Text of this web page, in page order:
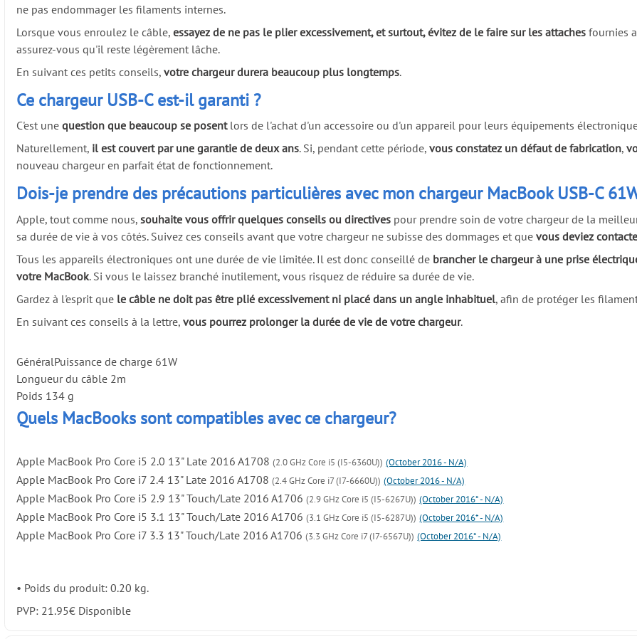
ne pas endommager les filaments internes.
Lorsque vous enroulez le câble,essayez de ne pas le plier excessivement, et surtout, évitez de le faire sur les attaches fournies
assurez-vous qu'il reste légèrement lâche.
En suivant ces petits conseils,votre chargeur durera beaucoup plus longtemps.
Ce chargeur USB-C est-il garanti ?
C'est unequestion que beaucoup se posentlors de l'achat d'un accessoire ou d'un appareil pour leurs équipements
Naturellement, il est couvert par une garantie de deux ans. Si, pendant cette période,vous constatez un défaut de fabrication,
nouveau chargeur en parfait état de fonctionnement.
Dois-je prendre des précautions particulières avec mon chargeur MacBook USB-C
Apple, tout comme nous,souhaite vous offrir quelques conseils ou directives pour prendre soin de votre chargeur de la
sa durée de vie à vos côtés. Suivez ces conseils avant que votre chargeur ne subisse des dommages et quevous deviez
Tous les appareils électroniques ont une durée de vie limitée. Il est donc conseillé de brancher le chargeur à une prise
votre MacBook. Si vous le laissez branché inutilement, vous risquez de réduire sa durée de vie.
Gardez à l'esprit que le câble ne doit pas être plié excessivement ni placé dans un angle inhabituel, afin de protéger les
En suivant ces conseils à la lettre,vous pourrez prolonger la durée de vie de votre chargeur.
GénéralPuissance de charge 61W
Longueur du câble 2m
Poids 134 g
Quels MacBooks sont compatibles avec ce chargeur?
Apple MacBook Pro Core i5 2.0 13" Late 2016 A1708(2.0 GHz Core i5 (I5-6360U)) (October 2016 - N/A)
Apple MacBook Pro Core i7 2.4 13" Late 2016 A1708(2.4 GHz Core i7 (I7-6660U)) (October 2016 - N/A)
Apple MacBook Pro Core i5 2.9 13" Touch/Late 2016 A1706(2.9 GHz Core i5 (I5-6267U)) (October 2016* - N/A)
Apple MacBook Pro Core i5 3.1 13" Touch/Late 2016 A1706(3.1 GHz Core i5 (I5-6287U)) (October 2016* - N/A)
Apple MacBook Pro Core i7 3.3 13" Touch/Late 2016 A1706(3.3 GHz Core i7 (I7-6567U)) (October 2016* - N/A)
• Poids du produit: 0.20 kg.
PVP: 21.95€ Disponible